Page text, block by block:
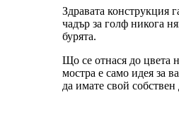
Здравата конструкция
чадър за голф никога
бурята.
Що се отнася до цвета
мостра е само идея за
да имате свой собствен